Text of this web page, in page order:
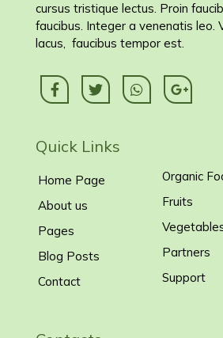
cursus tristique lectus. Proin
faucibus. Integer a venenatis leo.
lacus, faucibus tempor est.
Quick Links
Home Page
About us
Pages
Blog Posts
Contact
Organic
Fruits
Partners
Support